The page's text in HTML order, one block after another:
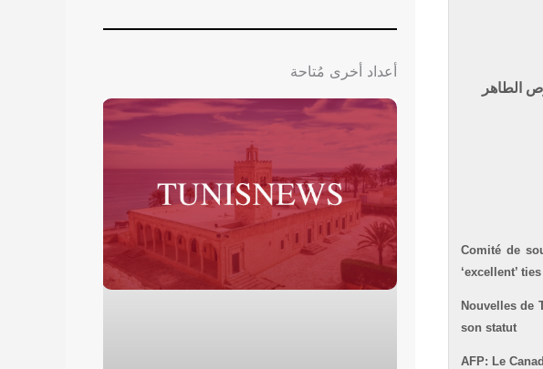
الطاهر
Comité de
‘excellent’ ties
Nouvelles de
son statut
AFP: Le
أعداد أخرى مُتاحة